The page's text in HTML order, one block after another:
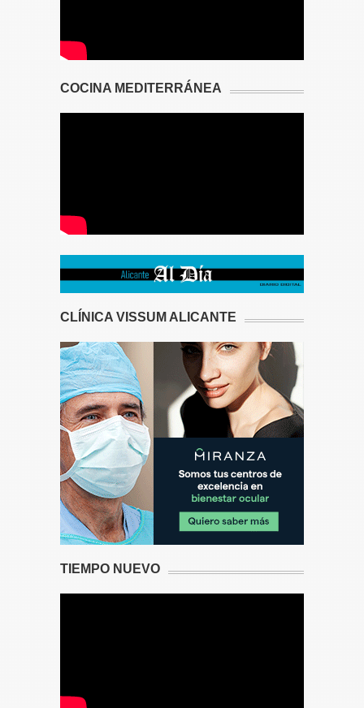
COCINA MEDITERRÁNEA
CLÍNICA VISSUM ALICANTE
TIEMPO NUEVO